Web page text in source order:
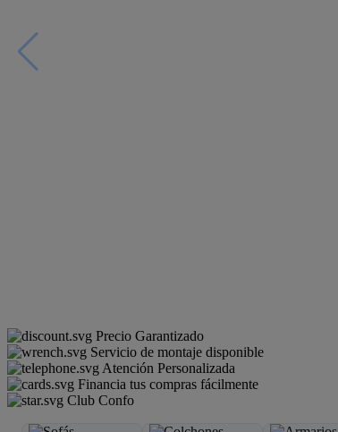
Precio Garantizado
Servicio de montaje disponible
Atención Personalizada
Financia tus compras fácilmente
Club Confo